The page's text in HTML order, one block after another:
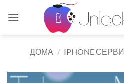
ДОМА / IPHONE